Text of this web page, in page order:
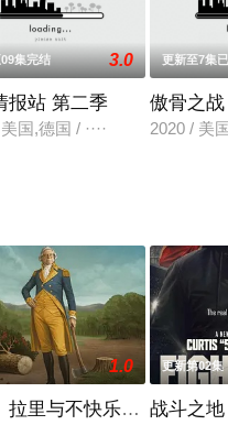
业区圣埃蒂安一家罢工工
集完结 3.0
报站 第二季
国,德国 / ····
更新至7集
傲骨之
2020 / 美
1.0
拉里与不快乐的追求：一
更新第02集
战斗之地